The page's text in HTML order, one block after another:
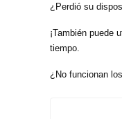
¿Perdió su
¡También puede
tiempo.
¿No funcionan